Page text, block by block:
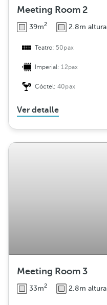
Meeting Room 2
39m2 2.8m altura
Teatro: 50pax
Imperial:12pax
Cóctel:40pax
Ver detalle
Meeting Room 3
33m2 2.8m altura